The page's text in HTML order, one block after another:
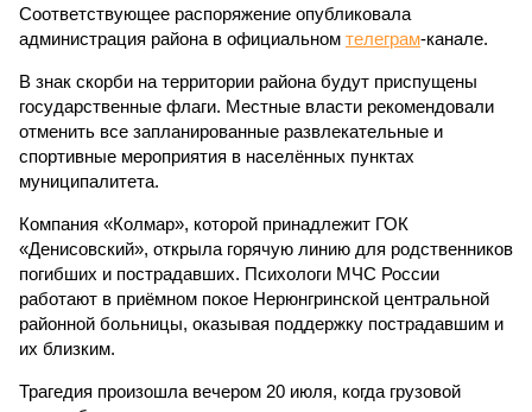
Соответствующее распоряжение опубликовала
администрация района в официальном телеграм-канале.
В знак скорби на территории района будут приспущены
государственные флаги. Местные власти рекомендовали
отменить все запланированные развлекательные и
спортивные мероприятия в населённых пунктах
муниципалитета.
Компания «Колмар», которой принадлежит ГОК
«Денисовский», открыла горячую линию для родственников
погибших и пострадавших. Психологи МЧС России
работают в приёмном покое Нерюнгринской центральной
районной больницы, оказывая поддержку пострадавшим и
их близким.
Трагедия произошла вечером 20 июля, когда грузовой